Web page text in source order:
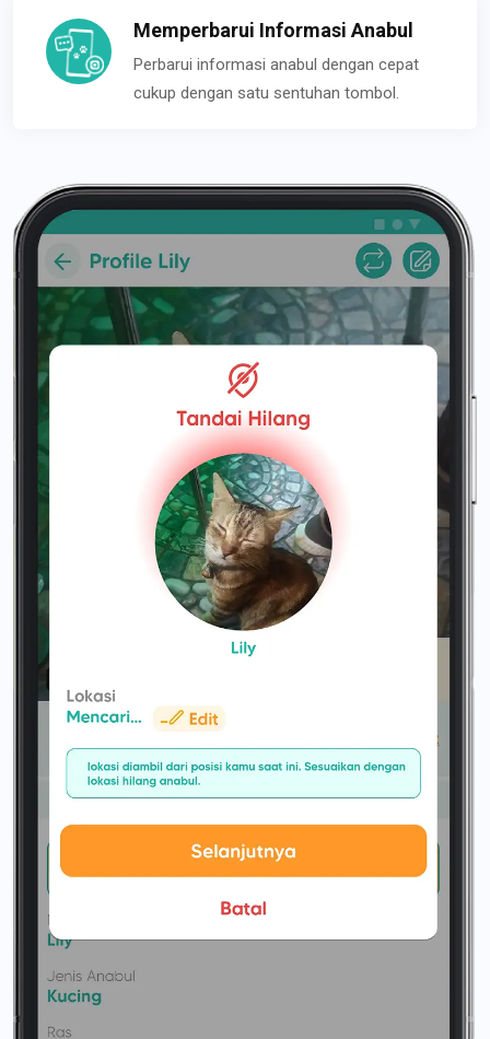
Memperbarui Informasi Anabul
Perbarui informasi anabul dengan cepat
cukup dengan satu sentuhan tombol.